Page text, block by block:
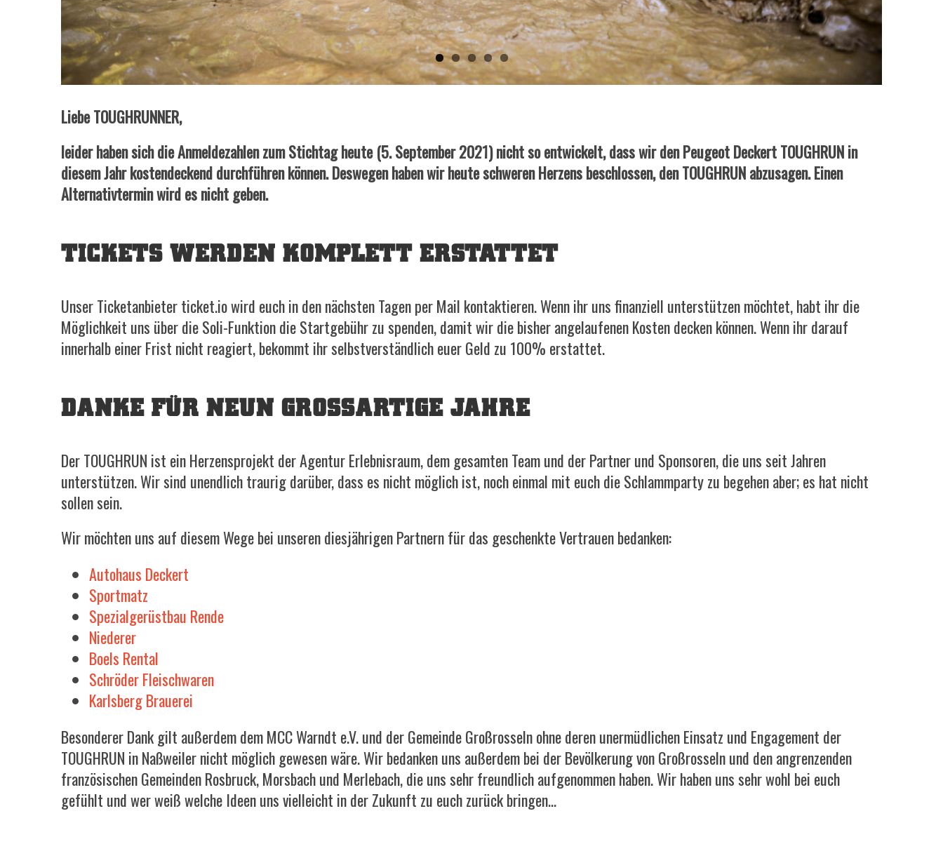
Liebe TOUGHRUNNER,
leider haben sich die Anmeldezahlen zum Stichtag heute (5. September 2021) nicht so entwickelt, dass wir den Peugeot Deckert TOUGHRUN in
diesem Jahr kostendeckend durchführen können. Deswegen haben wir heute schweren Herzens beschlossen, den TOUGHRUN abzusagen. Einen
Alternativtermin wird es nicht geben.
TICKETS WERDEN KOMPLETT ERSTATTET
Unser Ticketanbieter ticket.io wird euch in den nächsten Tagen per Mail kontaktieren. Wenn ihr uns finanziell unterstützen möchtet, habt ihr die
Möglichkeit uns über die Soli-Funktion die Startgebühr zu spenden, damit wir die bisher angelaufenen Kosten decken können. Wenn ihr darauf
innerhalb einer Frist nicht reagiert, bekommt ihr selbstverständlich euer Geld zu 100% erstattet.
DANKE FÜR NEUN GROSSARTIGE JAHRE
Der TOUGHRUN ist ein Herzensprojekt der Agentur Erlebnisraum, dem gesamten Team und der Partner und Sponsoren, die uns seit Jahren
unterstützen. Wir sind unendlich traurig darüber, dass es nicht möglich ist, noch einmal mit euch die Schlammparty zu begehen aber; es hat nicht
sollen sein.
Wir möchten uns auf diesem Wege bei unseren diesjährigen Partnern für das geschenkte Vertrauen bedanken:
Autohaus Deckert
Sportmatz
Spezialgerüstbau Rende
Niederer
Boels Rental
Schröder Fleischwaren
Karlsberg Brauerei
Besonderer Dank gilt außerdem dem MCC Warndt e.V. und der Gemeinde Großrosseln ohne deren unermüdlichen Einsatz und Engagement der
TOUGHRUN in Naßweiler nicht möglich gewesen wäre. Wir bedanken uns außerdem bei der Bevölkerung von Großrosseln und den angrenzenden
französischen Gemeinden Rosbruck, Morsbach und Merlebach, die uns sehr freundlich aufgenommen haben. Wir haben uns sehr wohl bei euch
gefühlt und wer weiß welche Ideen uns vielleicht in der Zukunft zu euch zurück bringen…